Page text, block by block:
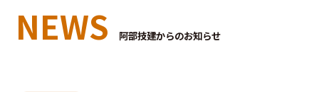
NEWS 阿部技建からのお知らせ